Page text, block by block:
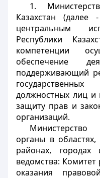
1.
Казахстан (далее
центральным
Республики
компетенции
обеспечение
поддерживающий
должностных лиц и
защиту прав и
организаций.
Министерство
органы в
районах,
ведомства:
оказания